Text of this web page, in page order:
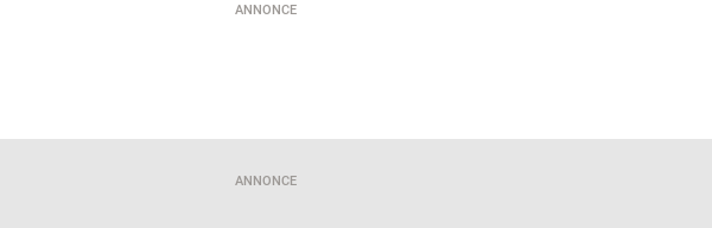
ANNONCE
ANNONCE